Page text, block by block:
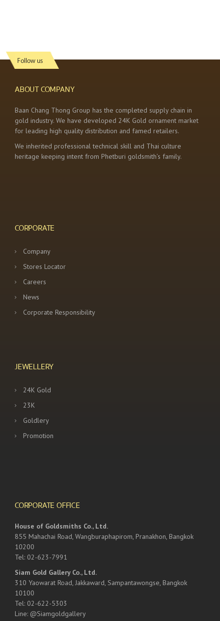
Follow us
ABOUT COMPANY
Baan Chang Thong Group has the completed supply chain in
gold industry. We have developed 24K Gold ornament market
for leading high quality distribution and famed retailers.
We inherited professional technical skill and Thai culture
heritage keeping intent from Phetburi goldsmith’s family.
CORPORATE
Company
Stores Locator
Careers
News
Corporate Responsibility
JEWELLERY
24K Gold
23K
Goldlery
Promotion
CORPORATE OFFICE
House of Goldsmiths Co., Ltd.
855 Mahachai Road, Wangburaphapirom, Pranakhon, Bangkok
10200
Tel: 02-623-7991
Siam Gold Gallery Co., Ltd.
310 Yaowarat Road, Jakkaward, Sampantawongse, Bangkok
10100
Tel: 02-622-5303
Line: @Siamgoldgallery